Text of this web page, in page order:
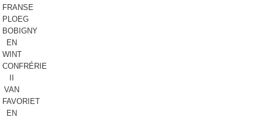
FRANSE
PLOEG
BOBIGNY
EN
WINT
CONFRÉRIE
II
VAN
FAVORIET
EN